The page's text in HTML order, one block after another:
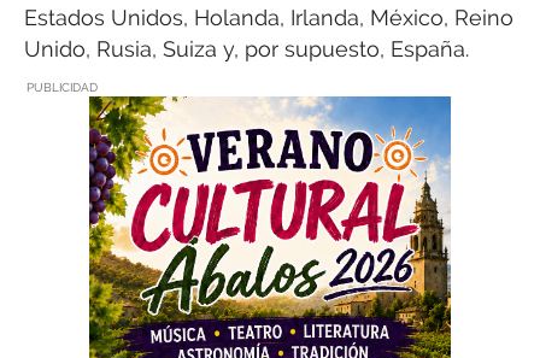
Estados Unidos, Holanda, Irlanda, México, Reino
Unido, Rusia, Suiza y, por supuesto, España.
PUBLICIDAD